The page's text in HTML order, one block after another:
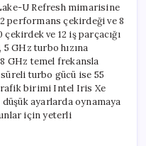
U Refresh mimarisine
performans çekirdeği ve 8
ve 12 iş parçacığı
GHz turbo hızına
GHz temel frekansla
süreli turbo gücü ise 55
birimi Intel Iris Xe
ayarlarda oynamaya
için yeterli